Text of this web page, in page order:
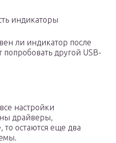
индикаторы
ли индикатор после
другой USB-
настройки
драйверы,
остаются еще два